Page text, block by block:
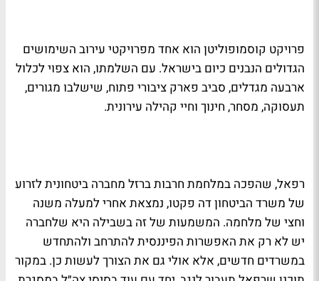
פרויקט קוסמופוליטן הוא אחד מפרויקטי עירוב השימושים
הגדולים הנבנים כיום בישראל. עם השלמתו, הוא צפוי לכלול
ארבעה מגדלים, סביב פארק ציבורי פתוח, שישלבו מגורים,
תעסוקה, מסחר, חינוך וחיי קהילה עירונית.
רפאל, שהפכה במלחמת חרבות ברזל מחברה ביטחונית לזרוע
של משרד הביטחון דה פקטו, נמצאת אחרי למעלה משנה
וחצי של מלחמה. המשמעות של זה בשבילה היא שלחברה
יש לא רק את האפשרות הפיננסית להתרחב ולהתחדש
במשרדים חדשים, אלא אולי גם את הצורך לעשות כן. במקור